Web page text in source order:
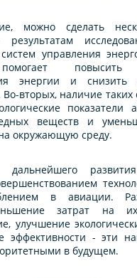
можно сделать
управления
повысить
энергии и
вторых, наличие таких
показатели
веществ и
окружающую среду.
дальнейшего
в авиации.
затрат на
улучшение
- эти
в будущем.